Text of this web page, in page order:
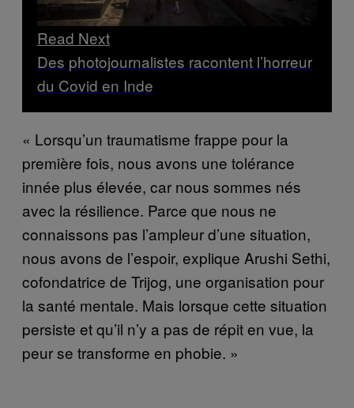
Read Next
Des photojournalistes racontent l’horreur
du Covid en Inde
« Lorsqu’un traumatisme frappe pour la
première fois, nous avons une tolérance
innée plus élevée, car nous sommes nés
avec la résilience. Parce que nous ne
connaissons pas l’ampleur d’une situation,
nous avons de l’espoir, explique Arushi Sethi,
cofondatrice de Trijog, une organisation pour
la santé mentale. Mais lorsque cette situation
persiste et qu’il n’y a pas de répit en vue, la
peur se transforme en phobie. »